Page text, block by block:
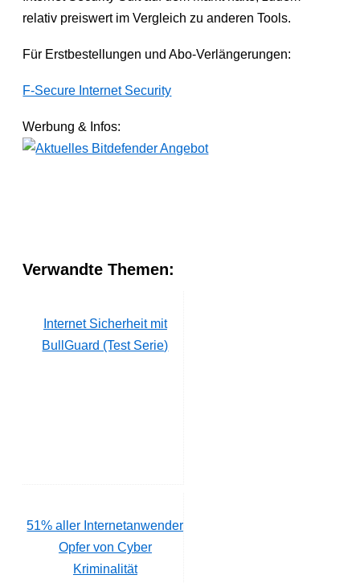
relativ preiswert im Vergleich zu anderen Tools.
Für Erstbestellungen und Abo-Verlängerungen:
F-Secure Internet Security
Werbung & Infos:
Verwandte Themen:
Internet Sicherheit mit
BullGuard (Test Serie)
51% aller Internetanwender
Opfer von Cyber
Kriminalität